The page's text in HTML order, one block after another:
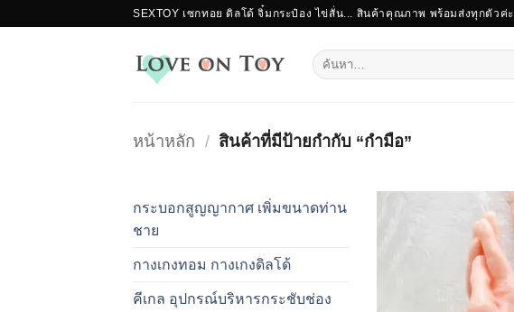
SEXTOY เซกทอย ดิลโด้ จิ๋มกระป๋อง ไข่สั่น... สินค้าคุณภาพ พร้อมส่งทุกตัวค่ะ
ค้นหา:
หน้าหลัก / สินค้าที่มีป้ายกำกับ “กำมือ”
กระบอกสูญญากาศ เพิ่มขนาดท่าน
ชาย
กางเกงทอม กางเกงดิลโด้
คีเกล อุปกรณ์บริหารกระชับช่อง